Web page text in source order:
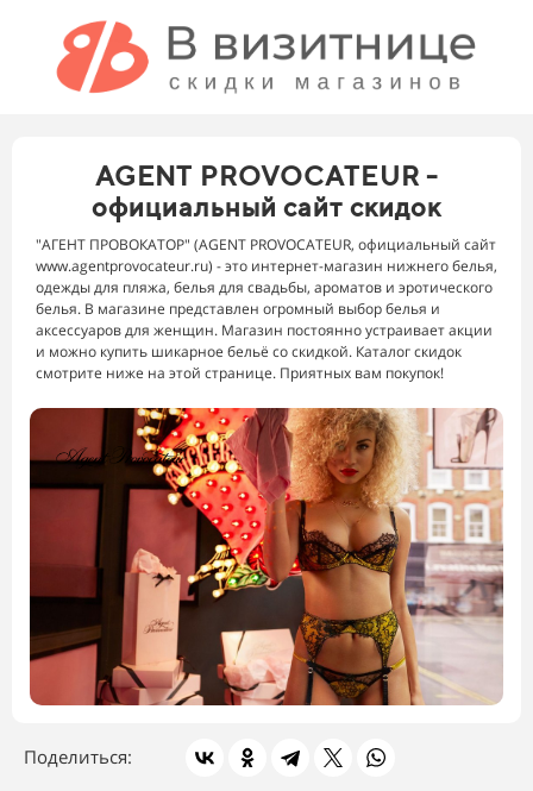
AGENT PROVOCATEUR -
официальный сайт скидок
"АГЕНТ ПРОВОКАТОР" (AGENT PROVOCATEUR, официальный сайт
www.agentprovocateur.ru) - это интернет-магазин нижнего белья,
одежды для пляжа, белья для свадьбы, ароматов и эротического
белья. В магазине представлен огромный выбор белья и
аксессуаров для женщин. Магазин постоянно устраивает акции
и можно купить шикарное бельё со скидкой. Каталог скидок
смотрите ниже на этой странице. Приятных вам покупок!
Поделиться: